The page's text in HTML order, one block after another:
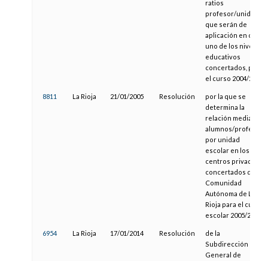
ratios
profesor/unidad
que serán de
aplicación en cada
uno de los niveles
educativos
concertados, para
el curso 2004/2005
8811 La Rioja 21/01/2005 Resolución
por la que se
determina la
relación media
alumnos/profesor
por unidad
escolar en los
centros privados
concertados de la
Comunidad
Autónoma de La
Rioja para el curso
escolar 2005/2006
6954 La Rioja 17/01/2014 Resolución
de la
Subdirección
General de